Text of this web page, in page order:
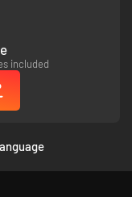
included